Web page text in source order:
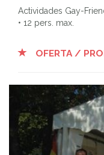
Actividades Gay-
• 12 pers. max.
OFERTA /